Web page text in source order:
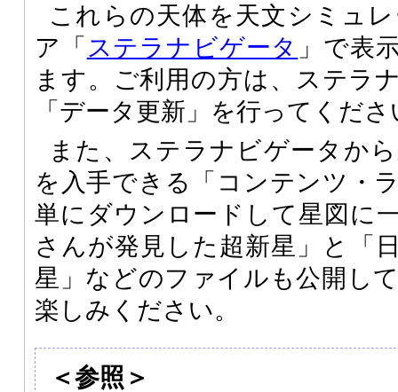
これらの天体を天文シミュ
ア「 ステラナビゲータ 」で表
ます。ご利用の方は、ステラ
「データ更新」を行ってくださ
また、ステラナビゲータか
を入手できる「コンテンツ・
単にダウンロードして星図に
さんが発見した超新星」と「
星」などのファイルも公開し
楽しみください。
＜参照＞